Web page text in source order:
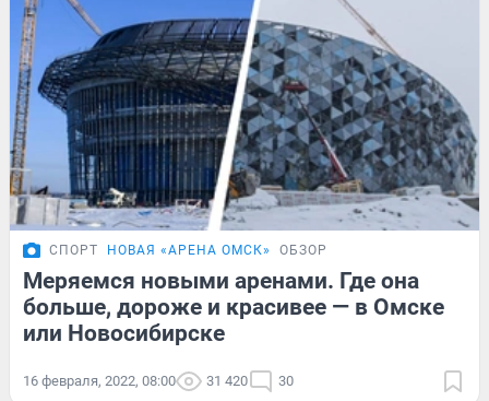
СПОРТ НОВАЯ «АРЕНА ОМСК» ОБЗОР
Меряемся новыми аренами. Где она
больше, дороже и красивее — в Омске
или Новосибирске
16 февраля, 2022, 08:00 31 420 30